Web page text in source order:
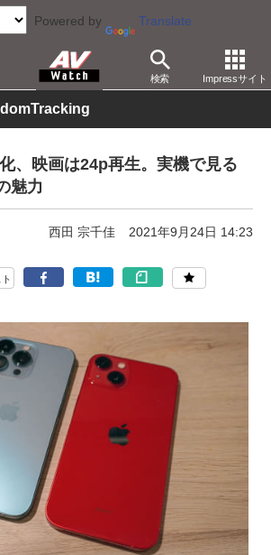
Powered by Translate
検索 Impressサイト
ートフォン iPhone
、映画は24p再生。実機で見る
魅力
西田 宗千佳 2021年9月24日 14:23